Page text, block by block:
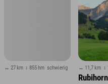
↔ 27 km ↕ 855 hm schwierig ↔ 11,7 km ↕
Rubihorn